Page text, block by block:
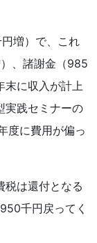
増）で、これ
、諸謝金（985
末に収入が計上
実践セミナーの
度に費用が偏っ
税は還付となる
千円戻ってく